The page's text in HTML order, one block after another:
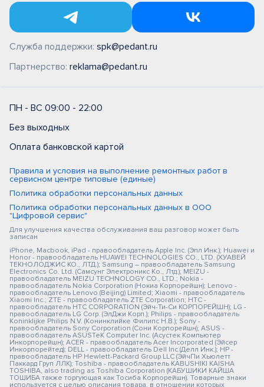
Служба поддержки: spk@pedant.ru
Партнерство: reklama@pedant.ru
ПН - ВС 09:00 - 22:00
Без выходных
Оплата банковской картой
Правила и условия на выполнение ремонтных работ в
сервисном центре типовые (единые)
Политика обработки персональных данных
Политика обработки персональных данных в ООО
"Цифровой сервис"
Для улучшения качества обслуживания ваш разговор может быть
записан
iPhone, Macbook, iPad - правообладатель Apple Inc. (Эпл Инк.); Huawei и
Honor - правообладатель HUAWEI TECHNOLOGIES CO., LTD. (ХУАВЕЙ
ТЕКНОЛОДЖИС КО., ЛТД.); Samsung – правообладатель Samsung
Electronics Co. Ltd. (Самсунг Электроникс Ко., Лтд.); MEIZU -
правообладатель MEIZU TECHNOLOGY CO., LTD.; Nokia -
правообладатель Nokia Corporation (Нокиа Корпорейшн); Lenovo -
правообладатель Lenovo (Beijing) Limited; Xiaomi - правообладатель
Xiaomi Inc.; ZTE - правообладатель ZTE Corporation; HTC -
правообладатель HTC CORPORATION (Эйч-Ти-Си КОРПОРЕЙШН); LG -
правообладатель LG Corp. (ЭлДжи Корп.); Philips - правообладатель
Koninklijke Philips N.V. (Конинклийке Филипс Н.В.); Sony -
правообладатель Sony Corporation (Сони Корпорейшн); ASUS -
правообладатель ASUSTeK Computer Inc. (Асустек Компьютер
Инкорпорейшн); ACER - правообладатель Acer Incorporated (Эйсер
Инкорпорейтед); DELL - правообладатель Dell Inc.(Делл Инк.); HP -
правообладатель HP Hewlett-Packard Group LLC (ЭйчПи Хьюлетт
Паккард Груп ЛЛК); Toshiba - правообладатель KABUSHIKI KAISHA
TOSHIBA, also trading as Toshiba Corporation (КАБУШИКИ КАЙША
ТОШИБА также торгующая как Тосиба Корпорейшн). Товарные знаки
используется с целью описания товара, в отношении которых